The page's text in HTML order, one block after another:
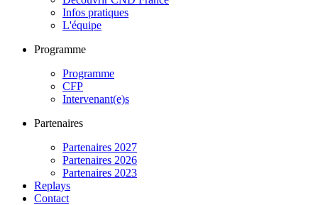
Infos pratiques
L'équipe
Programme
Programme
CFP
Intervenant(e)s
Partenaires
Partenaires 2027
Partenaires 2026
Partenaires 2023
Replays
Contact